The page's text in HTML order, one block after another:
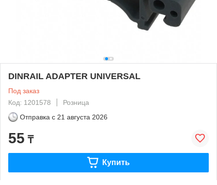
DINRAIL ADAPTER UNIVERSAL
Под заказ
Код: 1201578
Розница
Отправка с 21 августа 2026
55 ₸
Купить